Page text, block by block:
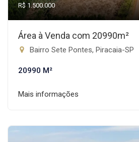
R$ 1.500.000
Área à Venda com 20990m²
Bairro Sete Pontes, Piracaia-SP
20990 M²
Mais informações